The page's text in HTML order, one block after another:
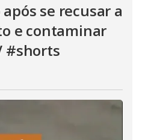
se recusar a
e contaminar
#shorts